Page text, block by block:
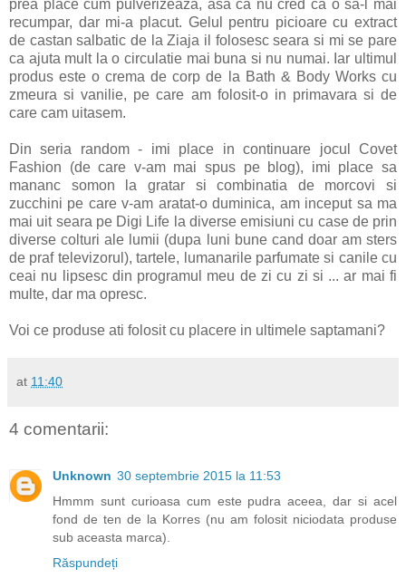
prea place cum pulverizeaza, asa ca nu cred ca o sa-l mai
recumpar, dar mi-a placut. Gelul pentru picioare cu extract
de castan salbatic de la Ziaja il folosesc seara si mi se pare
ca ajuta mult la o circulatie mai buna si nu numai. Iar ultimul
produs este o crema de corp de la Bath & Body Works cu
zmeura si vanilie, pe care am folosit-o in primavara si de
care cam uitasem.
Din seria random - imi place in continuare jocul Covet
Fashion (de care v-am mai spus pe blog), imi place sa
mananc somon la gratar si combinatia de morcovi si
zucchini pe care v-am aratat-o duminica, am inceput sa ma
mai uit seara pe Digi Life la diverse emisiuni cu case de prin
diverse colturi ale lumii (dupa luni bune cand doar am sters
de praf televizorul), tartele, lumanarile parfumate si canile cu
ceai nu lipsesc din programul meu de zi cu zi si ... ar mai fi
multe, dar ma opresc.
Voi ce produse ati folosit cu placere in ultimele saptamani?
at 11:40
4 comentarii:
Unknown 30 septembrie 2015 la 11:53
Hmmm sunt curioasa cum este pudra aceea, dar si acel
fond de ten de la Korres (nu am folosit niciodata produse
sub aceasta marca).
Răspundeți